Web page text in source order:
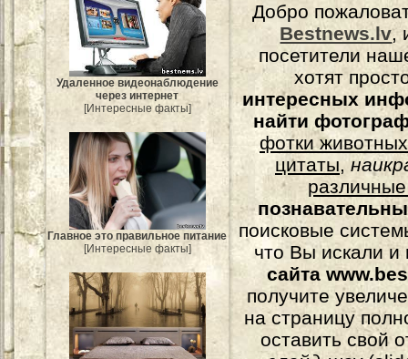
Удаленное видеонаблюдение
через интернет
[Интересные факты]
Главное это правильное питание
[Интересные факты]
Добро
Bestnews.lv,
посетители
хотят
интересных
найти
фотки животных
цитаты,
поисковые
что Вы искали и
сайта
получите
на страницу
оставить свой